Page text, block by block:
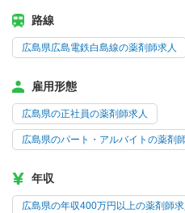
路線
広島県広島電鉄白島線の薬剤師求人
雇用形態
広島県の正社員の薬剤師求人
広島県のパート・アルバイトの薬剤
年収
広島県の年収400万円以上の薬剤師求